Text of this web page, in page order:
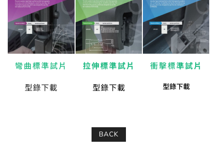
彎曲標準試片 拉伸標準試片 衝擊標準試片
型錄下載 型錄下載 型錄下載
BACK